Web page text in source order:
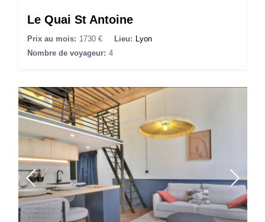
Le Quai St Antoine
Prix au mois: 1730 € Lieu:
Lyon
Nombre de voyageur: 4